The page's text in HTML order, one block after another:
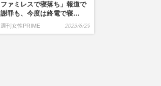
ファミレスで寝落ち」報道で
謝罪も、今度は終電で寝…
週刊女性PRIME 2023/6/29